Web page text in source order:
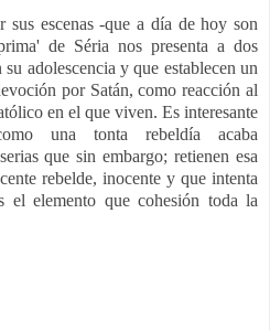
sus escenas -que a día de hoy son
de Séria nos presenta a dos
adolescencia y que establecen un
por Satán, como reacción al
en el que viven. Es interesante
una tonta rebeldía acaba
que sin embargo; retienen esa
rebelde, inocente y que intenta
el elemento que cohesión toda la